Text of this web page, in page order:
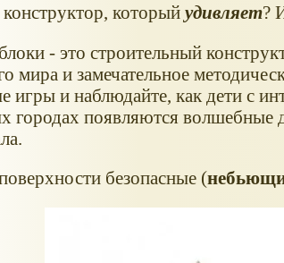
который удивляет?
- это строительный
мира и замечательное
игры и наблюдайте, как дети с
городах появляются волшебные
безопасные (